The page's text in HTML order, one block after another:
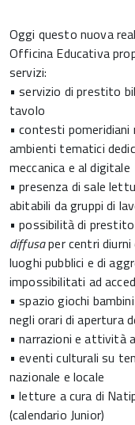
Oggi questo nuova
Officina Educativa
servizi:
• servizio di prestito
tavolo
• contesti pomeridiani
ambienti tematici
meccanica e al digitale
• presenza di sale
abitabili da gruppi di
• possibilità di
diffusaper centri diurni
luoghi pubblici e di
impossibilitati ad
• spazio giochi
negli orari di apertura
• narrazioni e attività
• eventi culturali su
nazionale e locale
• letture a cura di
(calendario Junior)